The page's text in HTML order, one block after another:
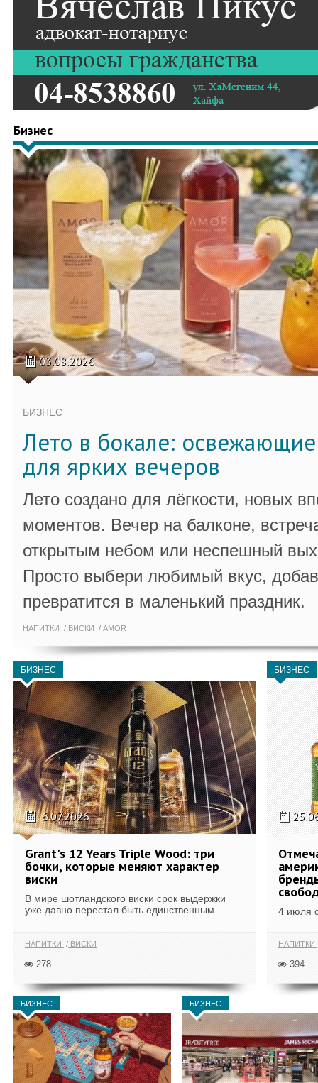
Бизнес
03.08.2026
БИЗНЕС
Лето в бокале:
для ярких вечеров
Лето создано для лёгкости, новых
моментов. Вечер на балконе,
открытым небом или неспешный
Просто выбери любимый вкус,
превратится в маленький праздник.
НАПИТКИ ВИСКИ AMOR
БИЗНЕС
6.07.2026
Grant's 12 Years Triple Wood: три
бочки, которые меняют характер
виски
В мире шотландского виски срок выдержки
уже давно перестал быть единственным...
НАПИТКИ ВИСКИ
278
БИЗНЕС
4 июля
НАПИТКИ
394
БИЗНЕС БИЗНЕС